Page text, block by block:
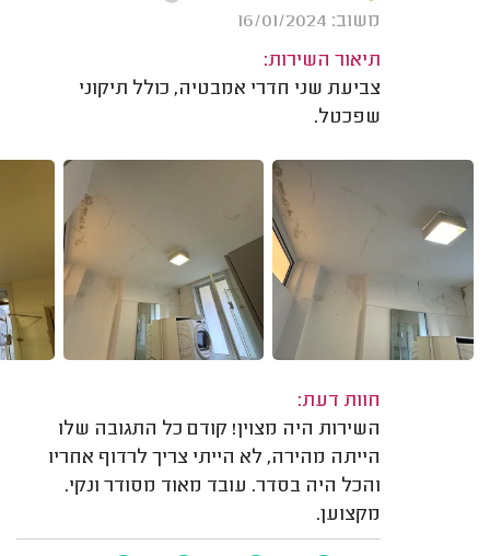
משוב: 16/01/2024
תיאור השירות:
צביעת שני חדרי אמבטיה, כולל תיקוני
שפכטל.
חוות דעת:
השירות היה מצוין! קודם כל התגובה שלו
הייתה מהירה, לא הייתי צריך לרדוף אחריו
והכל היה בסדר. עובד מאוד מסודר ונקי.
מקצוען.